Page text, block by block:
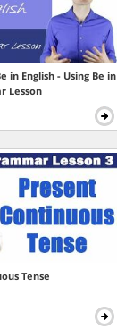
in English - Using Be in
Lesson
Tense